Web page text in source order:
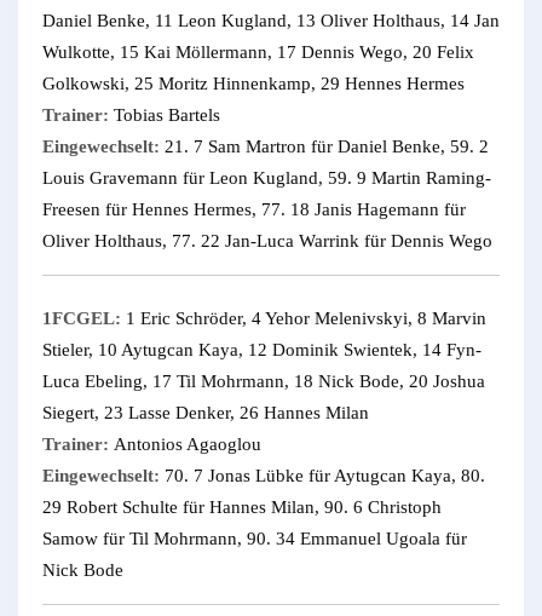
Daniel Benke, 11 Leon Kugland, 13 Oliver Holthaus, 14 Jan
Wulkotte, 15 Kai Möllermann, 17 Dennis Wego, 20 Felix
Golkowski, 25 Moritz Hinnenkamp, 29 Hennes Hermes
Trainer: Tobias Bartels
Eingewechselt: 21. 7 Sam Martron für Daniel Benke, 59. 2
Louis Gravemann für Leon Kugland, 59. 9 Martin Raming-
Freesen für Hennes Hermes, 77. 18 Janis Hagemann für
Oliver Holthaus, 77. 22 Jan-Luca Warrink für Dennis Wego
1FCGEL: 1 Eric Schröder, 4 Yehor Melenivskyi, 8 Marvin
Stieler, 10 Aytugcan Kaya, 12 Dominik Swientek, 14 Fyn-
Luca Ebeling, 17 Til Mohrmann, 18 Nick Bode, 20 Joshua
Siegert, 23 Lasse Denker, 26 Hannes Milan
Trainer: Antonios Agaoglou
Eingewechselt: 70. 7 Jonas Lübke für Aytugcan Kaya, 80.
29 Robert Schulte für Hannes Milan, 90. 6 Christoph
Samow für Til Mohrmann, 90. 34 Emmanuel Ugoala für
Nick Bode